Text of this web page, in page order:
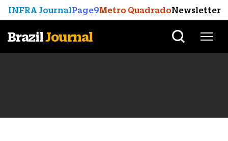
INFRA JournalPage9Metro QuadradoNewsletter
BrazilJournal